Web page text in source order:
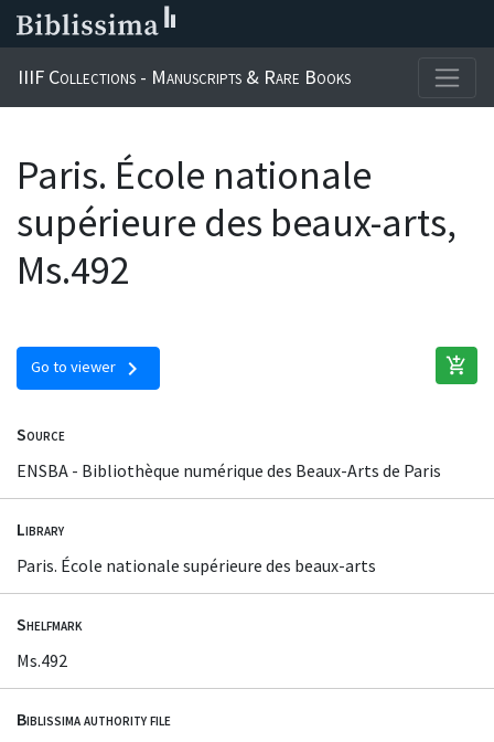
IIIF Collections - Manuscripts & Rare Books
Paris. École nationale
supérieure des beaux-arts,
Ms.492
Go to viewer chevron_right add_shopping_cart
Source
ENSBA - Bibliothèque numérique des Beaux-Arts de Paris
Library
Paris. École nationale supérieure des beaux-arts
Shelfmark
Ms.492
Biblissima authority file